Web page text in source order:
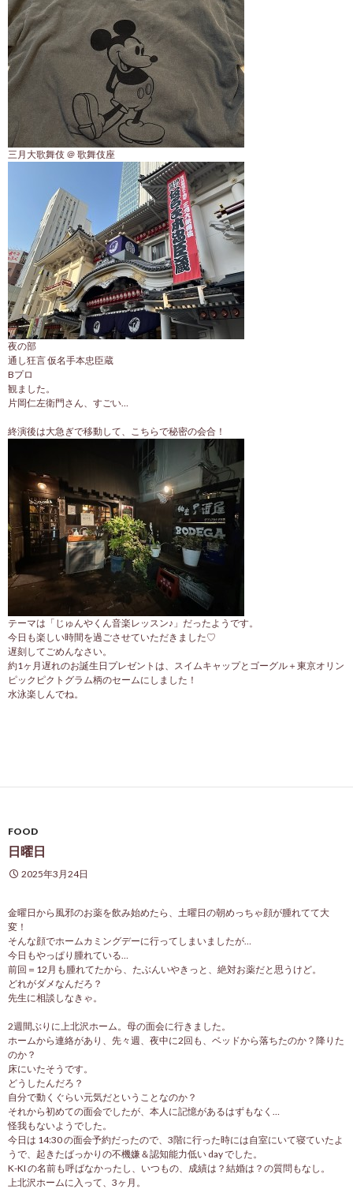
三月大歌舞伎 ＠ 歌舞伎座
夜の部
通し狂言 仮名手本忠臣蔵
Bプロ
観ました。
片岡仁左衛門さん、すごい…
終演後は大急ぎで移動して、こちらで秘密の会合！
テーマは「じゅんやくん音楽レッスン♪」だったようです。
今日も楽しい時間を過ごさせていただきました♡
遅刻してごめんなさい。
約1ヶ月遅れのお誕生日プレゼントは、スイムキャップとゴーグル＋東京オリン
ピックピクトグラム柄のセームにしました！
水泳楽しんでね。
FOOD
日曜日
2025年3月24日
金曜日から風邪のお薬を飲み始めたら、土曜日の朝めっちゃ顔が腫れてて大
変！
そんな顔でホームカミングデーに行ってしまいましたが…
今日もやっぱり腫れている…
前回＝12月も腫れてたから、たぶんいやきっと、絶対お薬だと思うけど。
どれがダメなんだろ？
先生に相談しなきゃ。
2週間ぶりに上北沢ホーム。母の面会に行きました。
ホームから連絡があり、先々週、夜中に2回も、ベッドから落ちたのか？降りた
のか？
床にいたそうです。
どうしたんだろ？
自分で動くぐらい元気だということなのか？
それから初めての面会でしたが、本人に記憶があるはずもなく…
怪我もないようでした。
今日は 14:30 の面会予約だったので、3階に行った時には自室にいて寝ていたよ
うで、起きたばっかりの不機嫌＆認知能力低い day でした。
K-KI の名前も呼ばなかったし、いつもの、成績は？結婚は？の質問もなし。
上北沢ホームに入って、3ヶ月。